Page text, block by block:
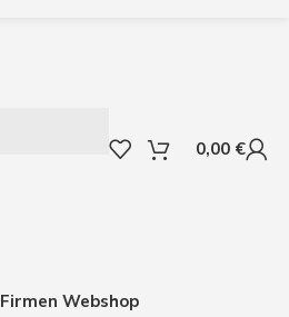
0,00 €
Firmen Webshop